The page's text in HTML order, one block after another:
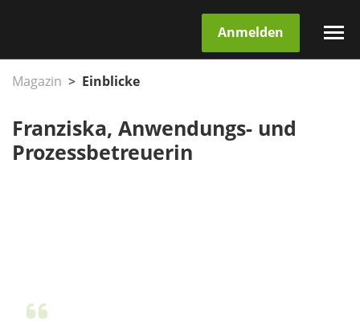
Anmelden
Magazin Einblicke
Franziska, Anwendungs- und
Prozessbetreuerin